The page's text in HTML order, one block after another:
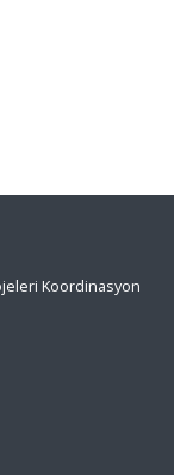
Koordinasyon